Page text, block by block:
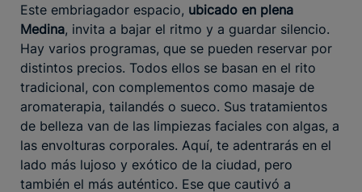
Este embriagador espacio, ubicado en plena
Medina, invita a bajar el ritmo y a guardar silencio.
Hay varios programas, que se pueden reservar por
distintos precios. Todos ellos se basan en el rito
tradicional, con complementos como masaje de
aromaterapia, tailandés o sueco. Sus tratamientos
de belleza van de las limpiezas faciales con algas, a
las envolturas corporales. Aquí, te adentrarás en el
lado más lujoso y exótico de la ciudad, pero
también el más auténtico. Ese que cautivó a